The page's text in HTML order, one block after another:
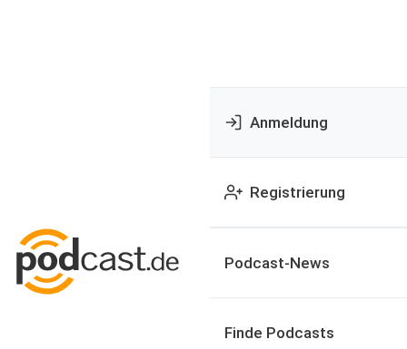
Anmeldung
Registrierung
Podcast-News
Finde Podcasts